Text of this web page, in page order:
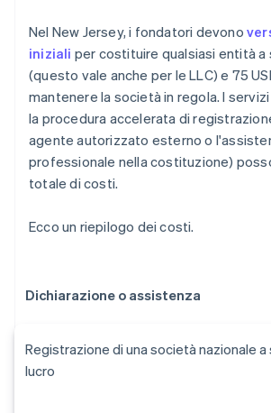
Nel New Jersey, i fondatori devono
iniziali per costituire qualsiasi entità a
(questo vale anche per le LLC) e 75
mantenere la società in regola. I
la procedura accelerata di
agente autorizzato esterno o
professionale nella costituzione)
totale di costi.
Ecco un riepilogo dei costi.
Dichiarazione o assistenza
Registrazione di una società nazionale a
lucro